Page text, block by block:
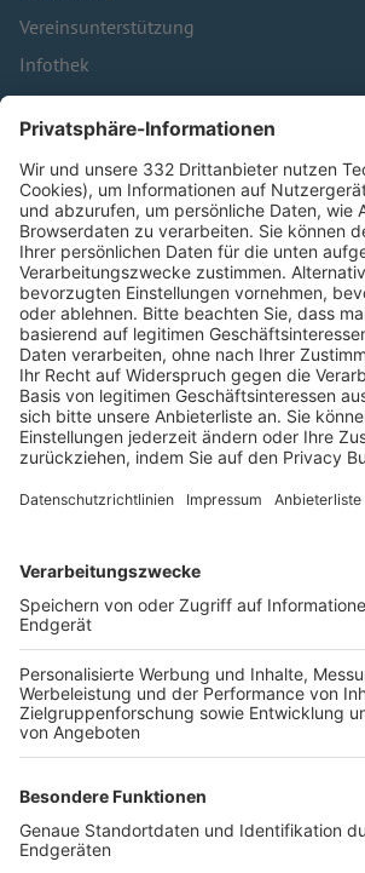
Vereinsunterstützung
Infothek
Kontakt
HÄUFIG BESUCHTE SEITEN
Pässe und Vereinswechsel
Trainerausbildung
Schulungsangebot Vereinsmitarbeiter
BFV-Geschäftsstellen
Trainerbörse
Login SpielPlus
FOLGE DEM BFV
TOP-VEREINE
TOP-PARTNER